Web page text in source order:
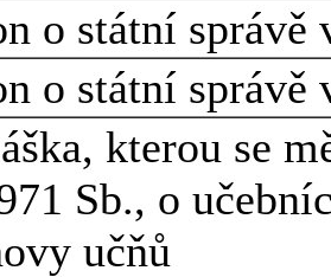
o státní správě
o státní správě
kterou se
Sb., o
učňů